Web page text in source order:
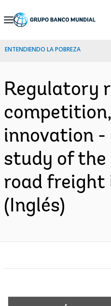
Skip
Navigation
ENTENDIENDO LA POBREZA
Regulatory
innovation -
study of the
road freight
(Inglés)